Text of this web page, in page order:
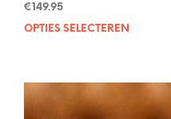
€ 149.95
OPTIES SELECTEREN